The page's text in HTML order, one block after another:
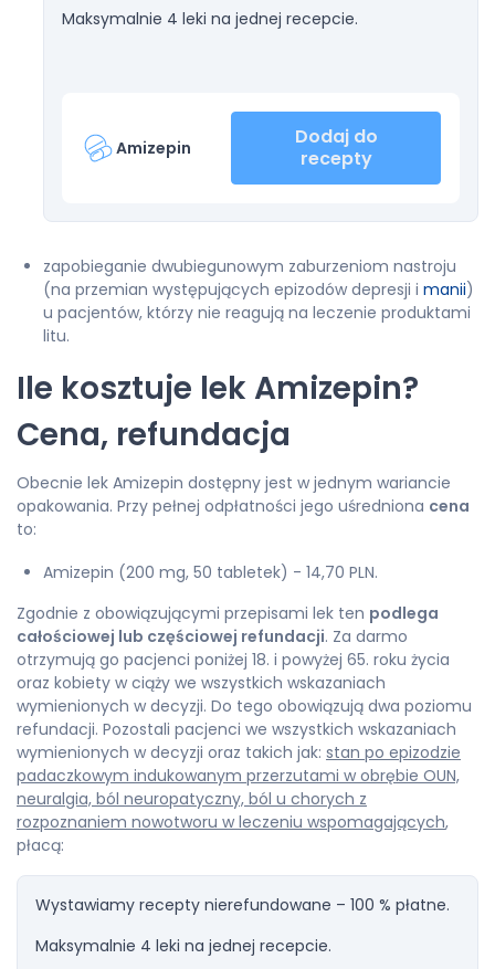
Maksymalnie 4 leki na jednej recepcie.
Amizepin
Dodaj do
recepty
zapobieganie dwubiegunowym zaburzeniom nastroju
(na przemian występujących epizodów depresji i manii)
u pacjentów, którzy nie reagują na leczenie produktami
litu.
Ile kosztuje lek Amizepin?
Cena, refundacja
Obecnie lek Amizepin dostępny jest w jednym wariancie
opakowania. Przy pełnej odpłatności jego uśredniona cena
to:
Amizepin (200 mg, 50 tabletek) - 14,70 PLN.
Zgodnie z obowiązującymi przepisami lek ten podlega
całościowej lub częściowej refundacji. Za darmo
otrzymują go pacjenci poniżej 18. i powyżej 65. roku życia
oraz kobiety w ciąży we wszystkich wskazaniach
wymienionych w decyzji. Do tego obowiązują dwa poziomu
refundacji. Pozostali pacjenci we wszystkich wskazaniach
wymienionych w decyzji oraz takich jak: stan po epizodzie
padaczkowym indukowanym przerzutami w obrębie OUN,
neuralgia, ból neuropatyczny, ból u chorych z
rozpoznaniem nowotworu w leczeniu wspomagających,
płacą:
Wystawiamy recepty nierefundowane – 100 % płatne.
Maksymalnie 4 leki na jednej recepcie.